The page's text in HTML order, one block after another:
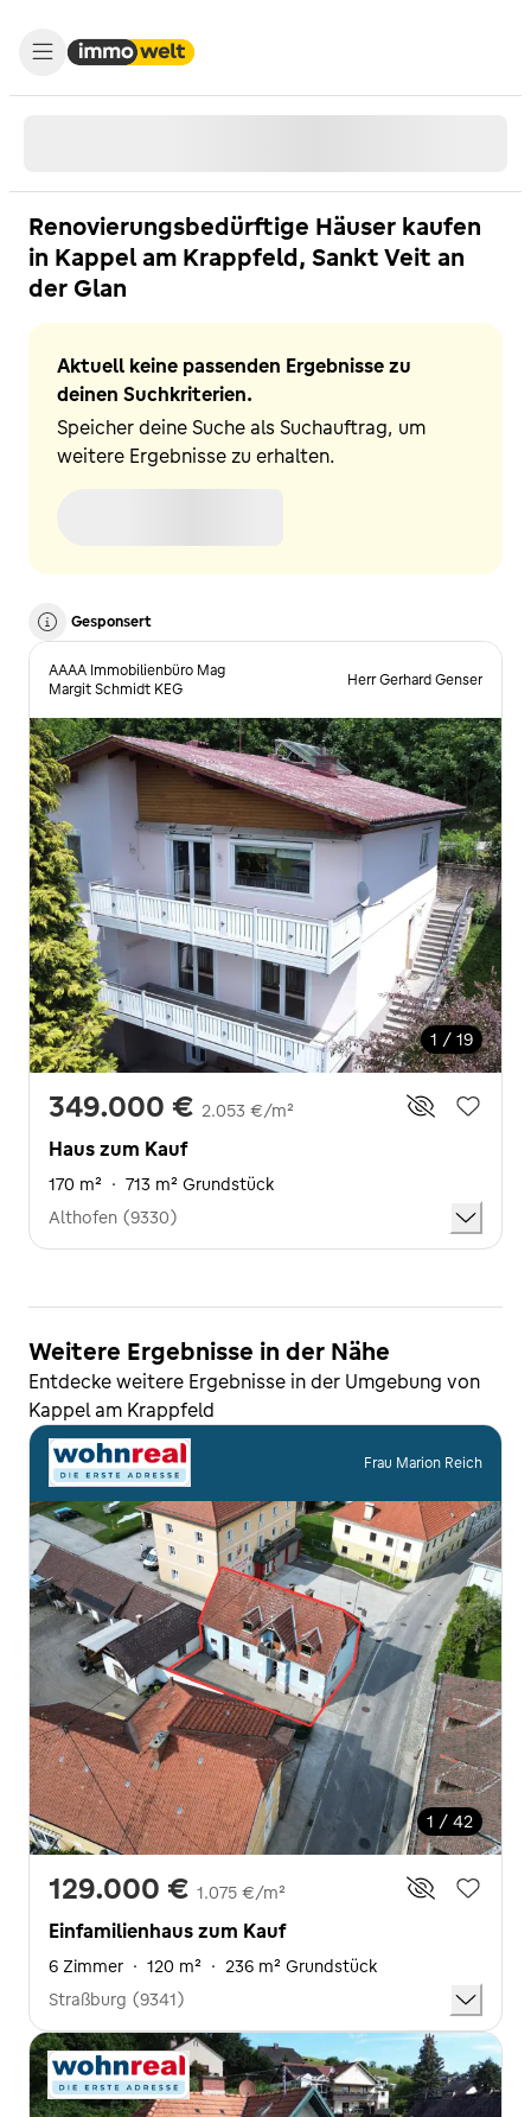
Renovierungsbedürftige Häuser kaufen
in Kappel am Krappfeld, Sankt Veit an
der Glan
Aktuell keine passenden Ergebnisse zu
deinen Suchkriterien.
Speicher deine Suche als Suchauftrag, um
weitere Ergebnisse zu erhalten.
Gesponsert
AAAA Immobilienbüro Mag
Margit Schmidt KEG
Herr Gerhard Genser
1 / 19
349.000 € 2.053 €/m²
Haus zum Kauf
170 m² · 713 m² Grundstück
Althofen (9330)
Weitere Ergebnisse in der Nähe
Entdecke weitere Ergebnisse in der Umgebung von
Kappel am Krappfeld
Frau Marion Reich
1 / 42
129.000 € 1.075 €/m²
Einfamilienhaus zum Kauf
6 Zimmer · 120 m² · 236 m² Grundstück
Straßburg (9341)